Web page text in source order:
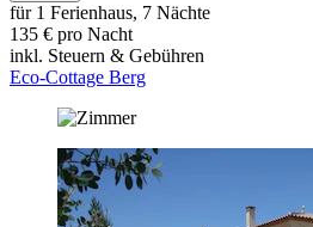
für 1 Ferienhaus, 7 Nächte
135 € pro Nacht
inkl. Steuern & Gebühren
Eco-Cottage Berg